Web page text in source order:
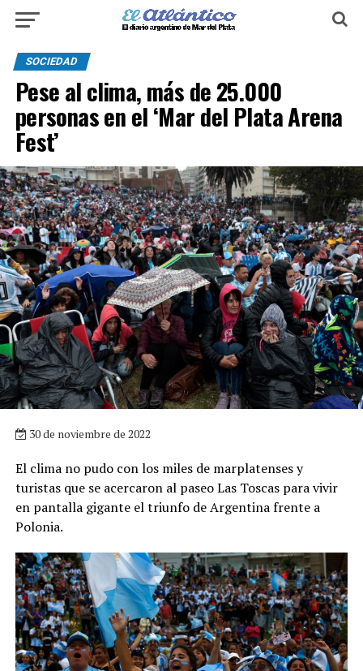
SOCIEDAD
Pese al clima, más de 25.000
personas en el ‘Mar del Plata Arena
Fest’
30 de noviembre de 2022
El clima no pudo con los miles de marplatenses y
turistas que se acercaron al paseo Las Toscas para vivir
en pantalla gigante el triunfo de Argentina frente a
Polonia.